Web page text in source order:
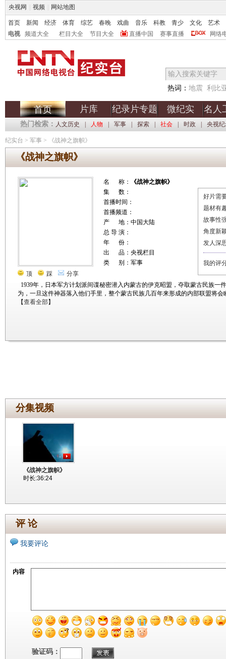
央视网 视频 网站地图
首页 新闻 经济 体育 综艺 春晚 戏曲 音乐 科教 青少 文化
艺术
电视
频道大全 栏目大全 节目大全 直播中国 赛事直播 网络
热词： 地震 利比
首页 片库 纪录片专题 微纪实 名人
热门检索： 人文历史 人物 军事 探索 社会 时政 央视
纪实台 > 军事 > 《战神之旗帜》
《战神之旗帜》
顶 踩 分享
名 称：
《战神之旗帜》
集 数：
首播时间：
首播频道：
产 地：中国大陆
总 导 演：
年 份：
出 品：央视栏目
类 别：军事
1939年，日本军方计划派间谍秘密潜入内蒙古的伊克昭盟，夺取蒙古民族一
为，一旦这件神器落入他们手里，整个蒙古民族几百年来形成的内部联盟将
【查看全部】
好片需
题材有
故事性
角度新
发人深
我的评
分集视频
《战神之旗帜》
时长:36:24
评 论
我要评论
内容
验证码：